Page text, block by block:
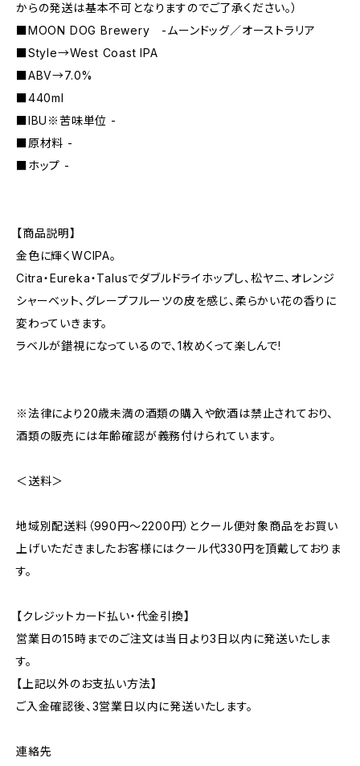
からの発送は基本不可となりますのでご了承ください。）
■MOON DOG Brewery -ムーンドッグ／オーストラリア
■Style→West Coast IPA
■ABV→7.0%
■440ml
■IBU※苦味単位 -
■原材料 -
■ホップ -
【商品説明】
金色に輝くWCIPA。
Citra・Eureka・Talusでダブルドライホップし、松ヤニ、オレンジ
シャーベット、グレープフルーツの皮を感じ、柔らかい花の香りに
変わっていきます。
ラベルが錯視になっているので、1枚めくって楽しんで!
※法律により20歳未満の酒類の購入や飲酒は禁止されており、
酒類の販売には年齢確認が義務付けられています。
＜送料＞
地域別配送料（990円～2200円）とクール便対象商品をお買い
上げいただきましたお客様にはクール代330円を頂戴しておりま
す。
【クレジットカード払い・代金引換】
営業日の15時までのご注文は当日より3日以内に発送いたしま
す。
【上記以外のお支払い方法】
ご入金確認後、3営業日以内に発送いたします。
連絡先